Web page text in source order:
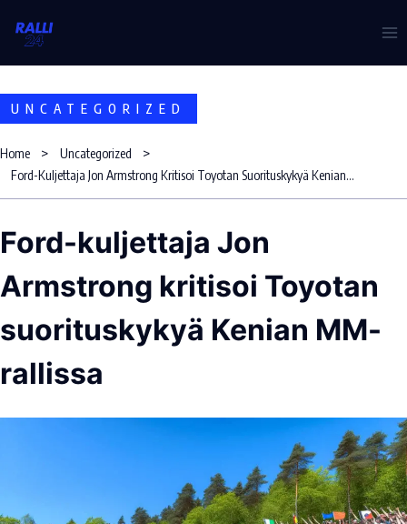
UNCATEGORIZED
Home
Uncategorized
Ford-Kuljettaja Jon Armstrong Kritisoi Toyotan Suorituskykyä Kenian MM-Rallissa
Ford-kuljettaja Jon
Armstrong kritisoi Toyotan
suorituskykyä Kenian MM-
rallissa